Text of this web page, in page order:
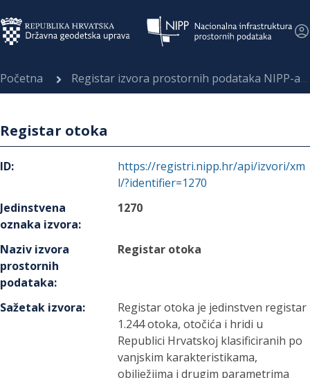
Početna Registar izvora prostornih podataka NIPP-a
Registar otoka
ID:
https://registri.nipp.hr/api/izvori/xm
l/?identifier=1270
Jedinstvena
oznaka izvora:
1270
Naziv izvora
prostornih
podataka:
Registar otoka
Sažetak izvora:
Registar otoka je jedinstven registar
1.244 otoka, otočića i hridi u
Republici Hrvatskoj klasificiranih po
vanjskim karakteristikama,
obilježjima i drugim parametrima